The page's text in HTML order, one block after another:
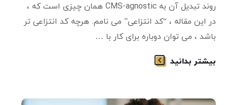
روند تبدیل آن به CMS-agnostic همان چیزی است که ،
در این مقاله ، “کد انتزاعی” می نامم. هرچه کد انتزاعی تر
باشد ، می توان دوباره برای کار با …
بیشتر بدانید